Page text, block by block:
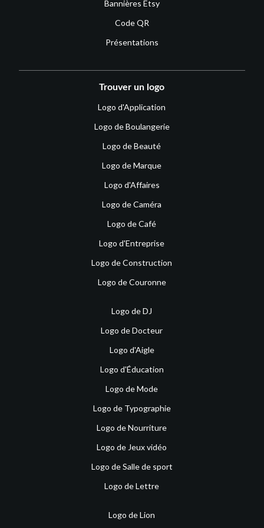
Bannières Etsy
Code QR
Présentations
Trouver un logo
Logo d'Application
Logo de Boulangerie
Logo de Beauté
Logo de Marque
Logo d'Affaires
Logo de Caméra
Logo de Café
Logo d'Entreprise
Logo de Construction
Logo de Couronne
Logo de DJ
Logo de Docteur
Logo d'Aigle
Logo d'Éducation
Logo de Mode
Logo de Typographie
Logo de Nourriture
Logo de Jeux vidéo
Logo de Salle de sport
Logo de Lettre
Logo de Lion